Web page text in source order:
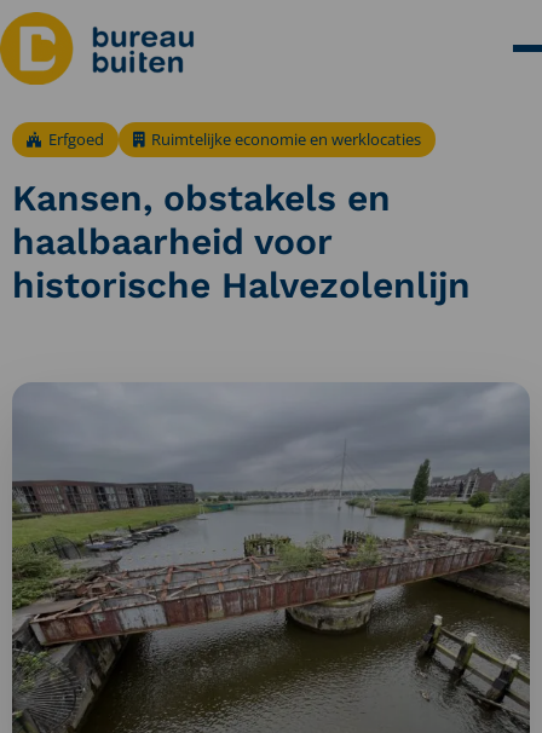
Erfgoed Ruimtelijke economie en werklocaties
Kansen, obstakels en
haalbaarheid voor
historische Halvezolenlijn